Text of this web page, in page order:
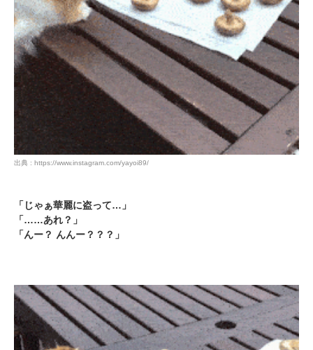
出典 : https://www.instagram.com/yayoi89/
「じゃぁ華麗に盗って…」
「……あれ？」
「んー？ んんー？？？」
pecodogs
いぬ部をフォロー
pecocats
ねこ部をフォロー
PECOアプリをダウンロード済みの方
アプリで開く